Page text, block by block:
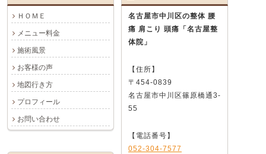
ＨＯＭＥ
メニュー料金
施術風景
お客様の声
地図行き方
プロフィール
お問い合わせ
名古屋市中川区の整体 腰
痛 肩こり 頭痛 「名古屋整
体院」
【住所】
〒454-0839
名古屋市中川区篠原橋通3-
55
【電話番号】
052-304-7577